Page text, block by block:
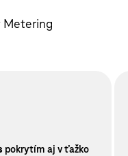
Metering
pokrytím aj v ťažko